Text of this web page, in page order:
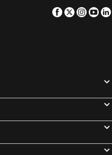
Facebook
Twitter